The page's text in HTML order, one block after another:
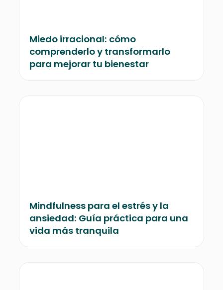
Miedo irracional: cómo
comprenderlo y transformarlo
para mejorar tu bienestar
Mindfulness para el estrés y la
ansiedad: Guía práctica para una
vida más tranquila